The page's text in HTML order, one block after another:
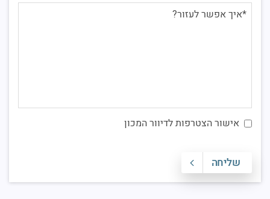
אישור הצטרפות לדיוור המכון
שליחה